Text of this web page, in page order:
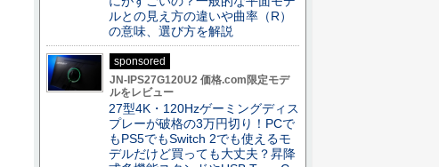
ルとの見え方の違いや曲率（R）
の意味、選び方を解説
sponsored
JN-IPS27G120U2 価格.com限定モデ
ルをレビュー
27型4K・120Hzゲーミングディス
プレーが破格の3万円切り！PCで
もPS5でもSwitch 2でも使えるモ
デルだけど買っても大丈夫？昇降